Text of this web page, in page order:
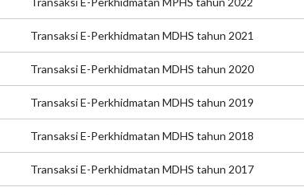
Transaksi E-Perkhidmatan MDHS tahun 2021
Transaksi E-Perkhidmatan MDHS tahun 2020
Transaksi E-Perkhidmatan MDHS tahun 2019
Transaksi E-Perkhidmatan MDHS tahun 2018
Transaksi E-Perkhidmatan MDHS tahun 2017